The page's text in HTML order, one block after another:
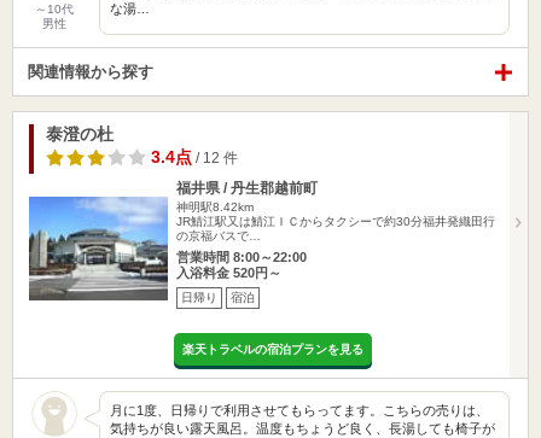
～10代
男性
な湯…
関連情報から探す
泰澄の杜
3.4点 / 12 件
福井県 / 丹生郡越前町
神明駅8.42km
JR鯖江駅又は鯖江ＩＣからタクシーで約30分福井発織田行
の京福バスで…
営業時間 8:00～22:00
入浴料金 520円～
日帰り 宿泊
楽天トラベルの宿泊プランを見る
月に1度、日帰りで利用させてもらってます。こちらの売りは、
気持ちが良い露天風呂。温度もちょうど良く、長湯しても椅子が